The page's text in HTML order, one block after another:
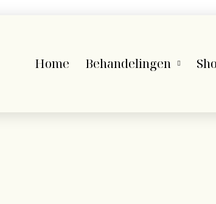
Home Behandelingen